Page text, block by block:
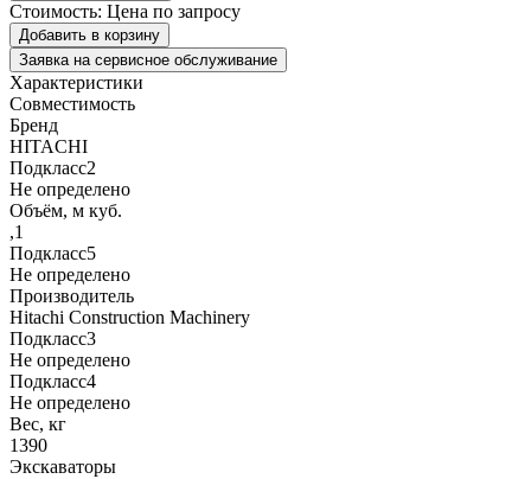
Стоимость: Цена по запросу
Добавить в корзину
Заявка на сервисное обслуживание
Характеристики
Совместимость
Бренд
HITACHI
Подкласс2
Не определено
Объём, м куб.
,1
Подкласс5
Не определено
Производитель
Hitachi Construction Machinery
Подкласс3
Не определено
Подкласс4
Не определено
Вес, кг
1390
Экскаваторы